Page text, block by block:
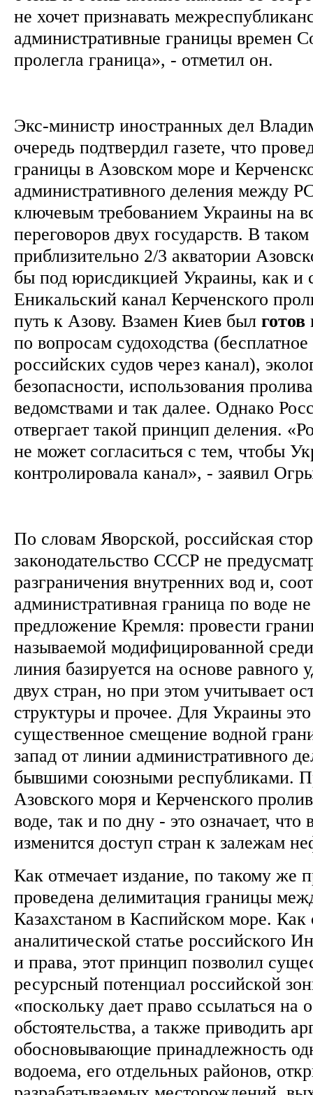
не хочет признавать
административные границы времен
пролегла граница», - отметил он.
Экс-министр иностранных дел
очередь подтвердил газете, что
границы в Азовском море и
административного деления
ключевым требованием Украины на
переговоров двух государств. В
приблизительно 2/3 акватории
бы под юрисдикцией Украины, как и
Еникальский канал Керченского
путь к Азову. Взамен Киев был готов
по вопросам судоходства
российских судов через канал),
безопасности, использования
ведомствами и так далее. Однако
отвергает такой принцип деления.
не может согласиться с тем, чтобы
контролировала канал», - заявил
По словам Яворской, российская
законодательство СССР не
разграничения внутренних вод и,
административная граница по воде
предложение Кремля: провести
называемой модифицированной
линия базируется на основе равного
двух стран, но при этом учитывает
структуры и прочее. Для Украины это
существенное смещение водной
запад от линии административного
бывшими союзными республиками.
Азовского моря и Керченского
воде, так и по дну - это означает,
изменится доступ стран к залежам
Как отмечает издание, по такому же
проведена делимитация границы
Казахстаном в Каспийском море. Как
аналитической статье российского
и права, этот принцип позволил
ресурсный потенциал российской
«поскольку дает право ссылаться на
обстоятельства, а также приводить
обосновывающие принадлежность
водоема, его отдельных районов,